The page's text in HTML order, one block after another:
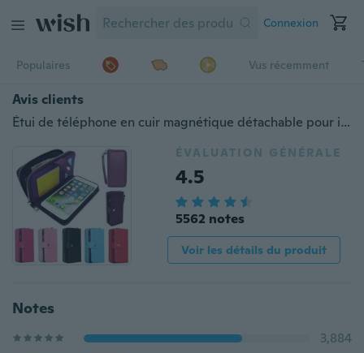
Connexion
Populaires Vus récemment
Avis clients
Étui de téléphone en cuir magnétique détachable pour iPhone 14 Pro Max iPhone 14 Plus iPhone 13 Pro Max iPhone 12 Pro Max iPhone 11 Pro Max iPhone XS Max, Samsung Galaxy S23 Ultra S22 Ultra S21 Ultra S20 Ultra S8 S9 S10 Plus S7 Edge Note 8 Note 9 Note 10+ Porte-cartes à glissière Étui portefeuille
ÉVALUATION GÉNÉRALE
4.5
5562 notes
Voir les détails du produit
Notes
3,884